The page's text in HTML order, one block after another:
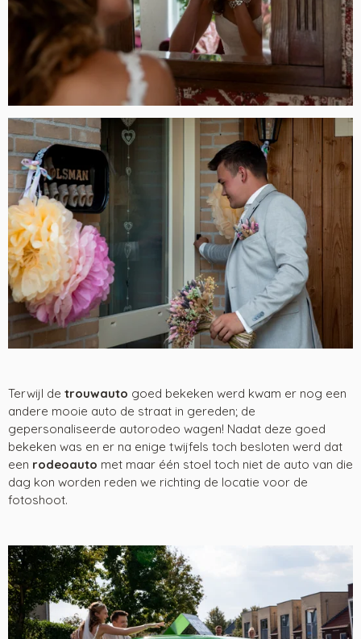
Terwijl de trouwauto goed bekeken werd kwam er nog een
andere mooie auto de straat in gereden; de
gepersonaliseerde autorodeo wagen! Nadat deze goed
bekeken was en er na enige twijfels toch besloten werd dat
een rodeoauto met maar één stoel toch niet de auto van die
dag kon worden reden we richting de locatie voor de
fotoshoot.